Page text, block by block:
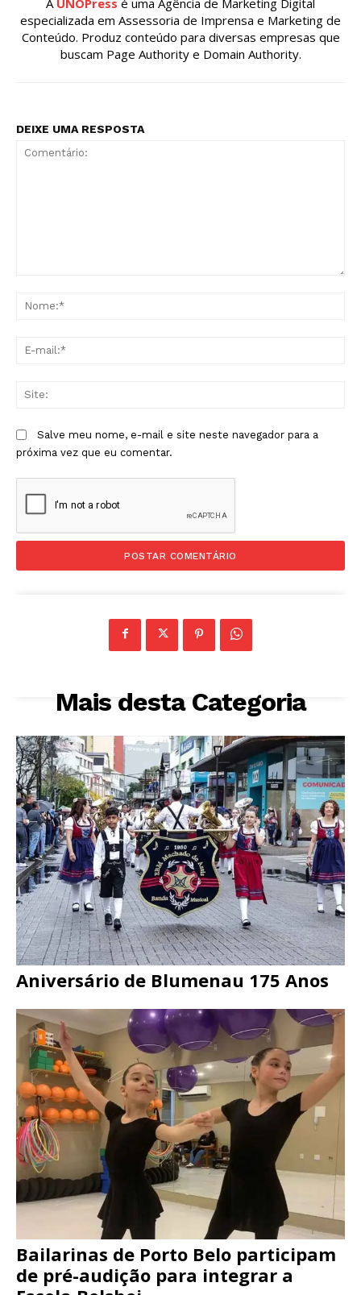
especializada em Assessoria de Imprensa e Marketing de
Conteúdo. Produz conteúdo para diversas empresas que
buscam Page Authority e Domain Authority.
DEIXE UMA RESPOSTA
Salve meu nome, e-mail e site neste navegador para a
próxima vez que eu comentar.
Mais desta Categoria
Aniversário de Blumenau 175 Anos
Bailarinas de Porto Belo participam
de pré-audição para integrar a